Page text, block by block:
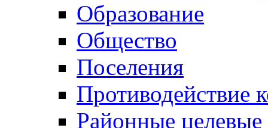
Образование
Общество
Поселения
Противодействие
Районные